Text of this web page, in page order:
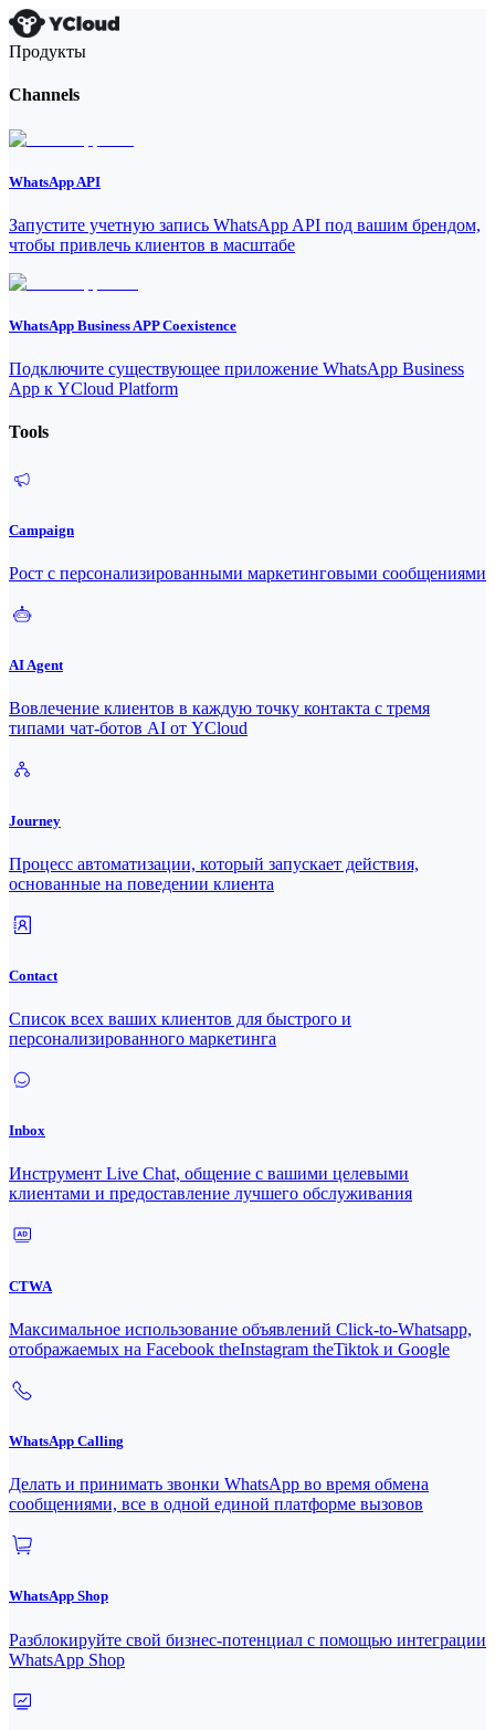
Продукты
Channels
WhatsApp API
Запустите учетную запись WhatsApp API под вашим брендом,
чтобы привлечь клиентов в масштабе
WhatsApp Business APP Coexistence
Подключите существующее приложение WhatsApp Business
App к YCloud Platform
Tools
Campaign
Рост с персонализированными маркетинговыми сообщениями
AI Agent
Вовлечение клиентов в каждую точку контакта с тремя
типами чат-ботов AI от YCloud
Journey
Процесс автоматизации, который запускает действия,
основанные на поведении клиента
Contact
Список всех ваших клиентов для быстрого и
персонализированного маркетинга
Inbox
Инструмент Live Chat, общение с вашими целевыми
клиентами и предоставление лучшего обслуживания
CTWA
Максимальное использование объявлений Click-to-Whatsapp,
отображаемых на Facebook theInstagram theTiktok и Google
WhatsApp Calling
Делать и принимать звонки WhatsApp во время обмена
сообщениями, все в одной единой платформе вызовов
WhatsApp Shop
Разблокируйте свой бизнес-потенциал с помощью интеграции
WhatsApp Shop